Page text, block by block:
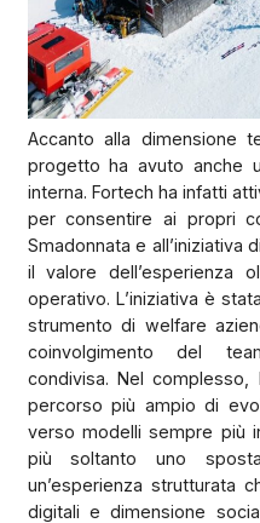
Accanto alla dimensione
progetto ha avuto anche
interna. Fortech ha infatti
per consentire ai propri
Smadonnata e all’iniziativa
il valore dell’esperienza
operativo. L’iniziativa è
strumento di welfare
coinvolgimento del
condivisa. Nel complesso,
percorso più ampio di
verso modelli sempre più
più soltanto uno
un’esperienza strutturata
digitali e dimensione